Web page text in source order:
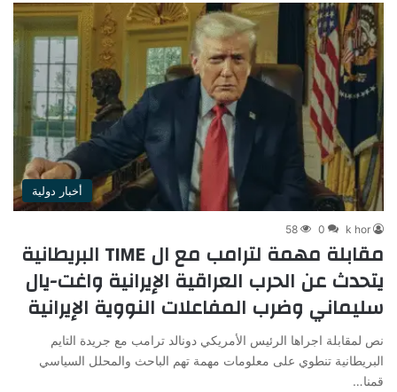
أخبار دولية
k hor
0
58
مقابلة مهمة لترامب مع ال TIME البريطانية
يتحدث عن الحرب العراقية الإيرانية واغت-يال
سليماني وضرب المفاعلات النووية الإيرانية
نص لمقابلة اجراها الرئيس الأمريكي دونالد ترامب مع جريدة التايم
البريطانية تنطوي على معلومات مهمة تهم الباحث والمحلل السياسي
قمنا…